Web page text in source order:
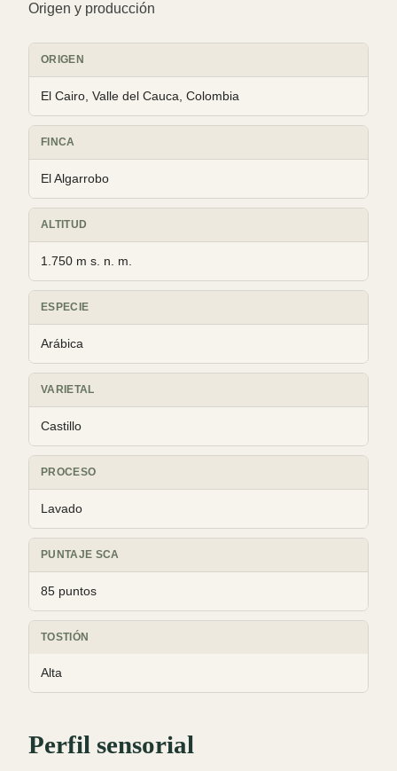
Origen y producción
ORIGEN
El Cairo, Valle del Cauca, Colombia
FINCA
El Algarrobo
ALTITUD
1.750 m s. n. m.
ESPECIE
Arábica
VARIETAL
Castillo
PROCESO
Lavado
PUNTAJE SCA
85 puntos
TOSTIÓN
Alta
Perfil sensorial